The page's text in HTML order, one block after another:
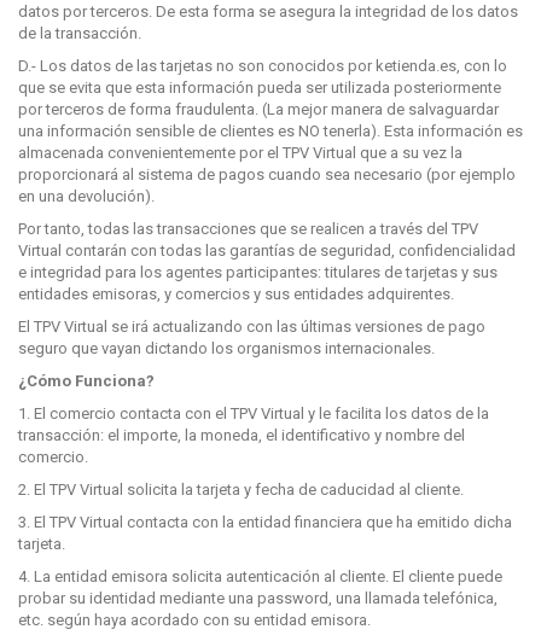
datos por terceros. De esta forma se asegura la integridad de los datos
de la transacción.
D.- Los datos de las tarjetas no son conocidos por ketienda.es, con lo
que se evita que esta información pueda ser utilizada posteriormente
por terceros de forma fraudulenta. (La mejor manera de salvaguardar
una información sensible de clientes es NO tenerla). Esta información es
almacenada convenientemente por el TPV Virtual que a su vez la
proporcionará al sistema de pagos cuando sea necesario (por ejemplo
en una devolución).
Por tanto, todas las transacciones que se realicen a través del TPV
Virtual contarán con todas las garantías de seguridad, confidencialidad
e integridad para los agentes participantes: titulares de tarjetas y sus
entidades emisoras, y comercios y sus entidades adquirentes.
El TPV Virtual se irá actualizando con las últimas versiones de pago
seguro que vayan dictando los organismos internacionales.
¿Cómo Funciona?
1. El comercio contacta con el TPV Virtual y le facilita los datos de la
transacción: el importe, la moneda, el identificativo y nombre del
comercio.
2. El TPV Virtual solicita la tarjeta y fecha de caducidad al cliente.
3. El TPV Virtual contacta con la entidad financiera que ha emitido dicha
tarjeta.
4. La entidad emisora solicita autenticación al cliente. El cliente puede
probar su identidad mediante una password, una llamada telefónica,
etc. según haya acordado con su entidad emisora.